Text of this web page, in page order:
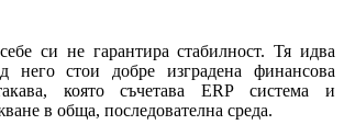
си не гарантира стабилност. Тя идва
него стои добре изградена финансова
която съчетава ERP система и
в обща, последователна среда.